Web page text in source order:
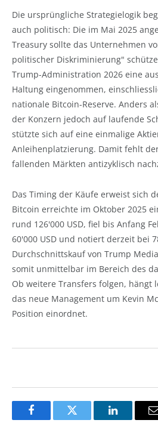
Die ursprüngliche Strategielogik
auch politisch: Die im Mai 2025
Treasury sollte das Unternehmen
politischer Diskriminierung"
Trump-Administration 2026 eine
Haltung eingenommen,
nationale Bitcoin-Reserve. Anders
der Konzern jedoch auf laufende
stützte sich auf eine einmalige
Anleihenplatzierung. Damit fehlt
fallenden Märkten antizyklisch
Das Timing der Käufe erweist sich
Bitcoin erreichte im Oktober 2025
rund 126'000 USD, fiel bis Anfang
60'000 USD und notiert derzeit bei
Durchschnittskauf von Trump
somit unmittelbar im Bereich des
Ob weitere Transfers folgen, hängt
das neue Management um Kevin
Position einordnet.
FacebookTwitter LinkedIn